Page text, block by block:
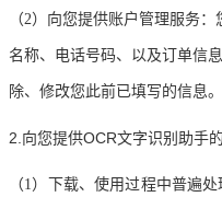
（2）向您提供账户管理服务：
名称、电话号码、以及订单信
除、修改您此前已填写的信息。
2.向您提供OCR文字识别助手
（1）下载、使用过程中普遍